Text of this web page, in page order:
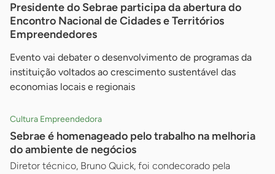
Presidente do Sebrae participa da abertura do
Encontro Nacional de Cidades e Territórios
Empreendedores
Evento vai debater o desenvolvimento de programas da
instituição voltados ao crescimento sustentável das
economias locais e regionais
Cultura Empreendedora
Sebrae é homenageado pelo trabalho na melhoria
do ambiente de negócios
Diretor técnico, Bruno Quick, foi condecorado pela